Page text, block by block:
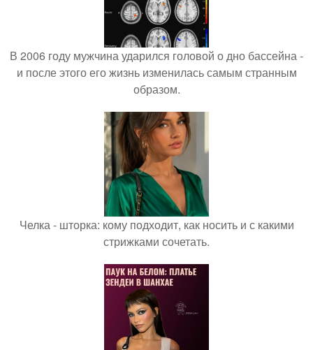
В 2006 году мужчина ударился головой о дно бассейна -
и после этого его жизнь изменилась самым странным
образом.
Челка - шторка: кому подходит, как носить и с какими
стрижками сочетать.